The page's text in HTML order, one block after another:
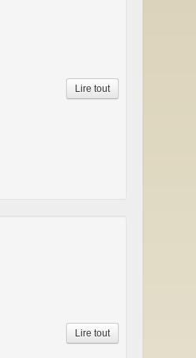
Lire tout
Lire tout